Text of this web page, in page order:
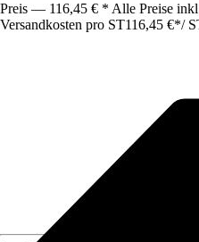
Preis — 116,45 € * Alle Preise
Versandkosten pro ST116,45 €*/